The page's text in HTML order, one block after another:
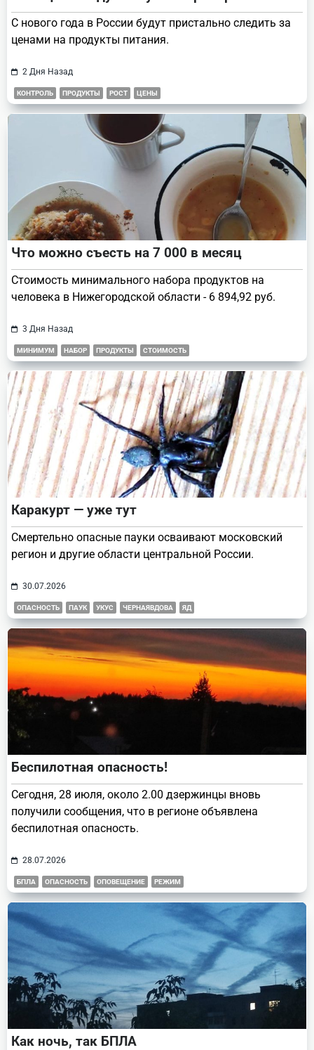
С нового года в России будут пристально следить за
ценами на продукты питания.
2 Дня Назад
КОНТРОЛЬ ПРОДУКТЫ РОСТ ЦЕНЫ
Что можно съесть на 7 000 в месяц
Стоимость минимального набора продуктов на
человека в Нижегородской области - 6 894,92 руб.
3 Дня Назад
МИНИМУМ НАБОР ПРОДУКТЫ СТОИМОСТЬ
Каракурт — уже тут
Смертельно опасные пауки осваивают московский
регион и другие области центральной России.
30.07.2026
ОПАСНОСТЬ ПАУК УКУС ЧЕРНАЯВДОВА ЯД
Беспилотная опасность!
Сегодня, 28 июля, около 2.00 дзержинцы вновь
получили сообщения, что в регионе объявлена
беспилотная опасность.
28.07.2026
БПЛА ОПАСНОСТЬ ОПОВЕЩЕНИЕ РЕЖИМ
Как ночь, так БПЛА